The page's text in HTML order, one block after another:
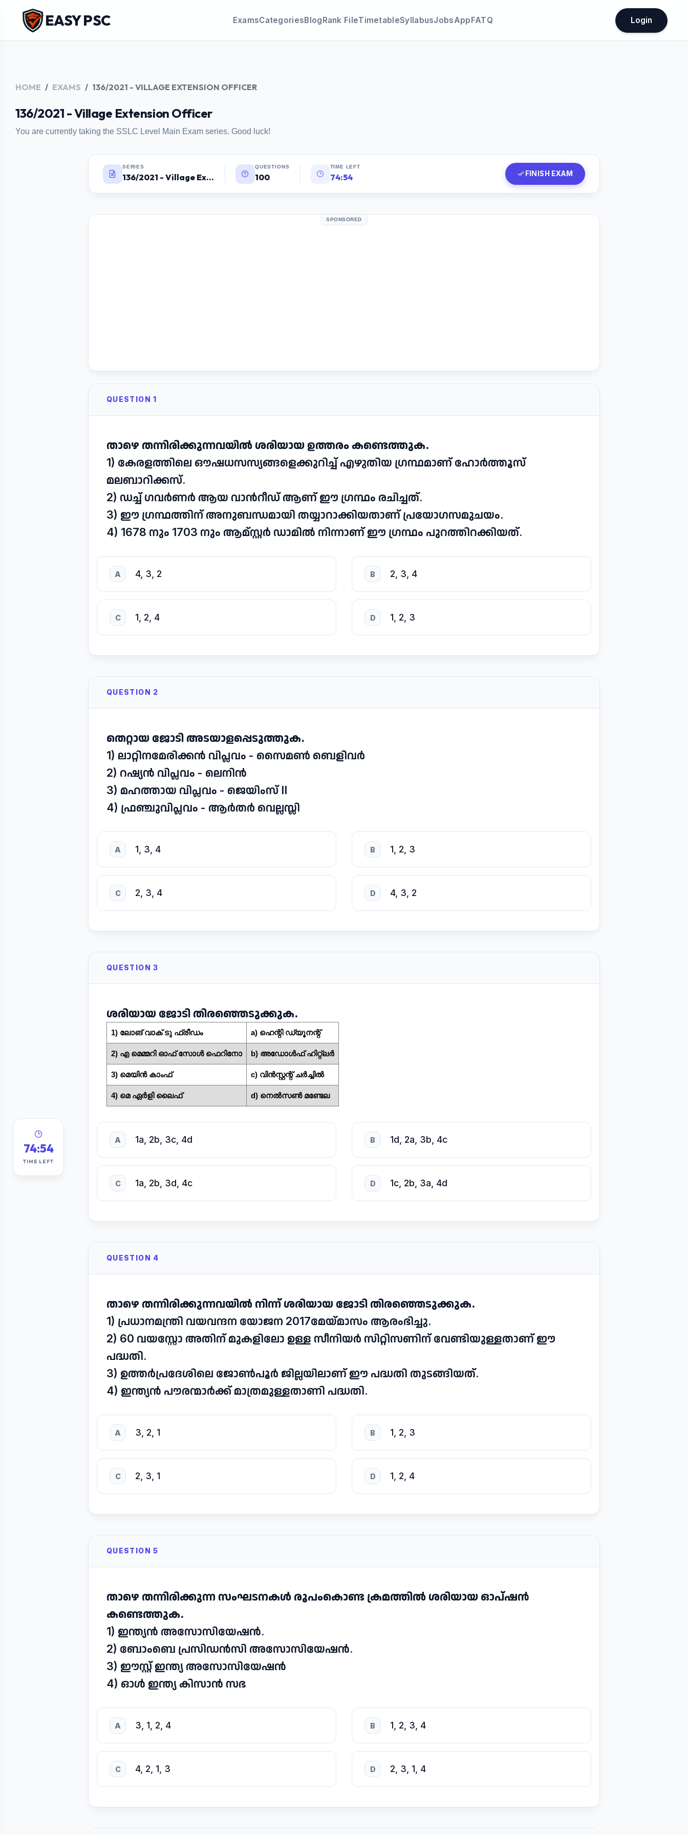
EASY PSC ExamsCategoriesBlogRank FileTimetableSyllabusJobsAppFATQ Login
74:53
TIME LEFT
HOME EXAMS 136/2021 - VILLAGE EXTENSION OFFICER
136/2021 - Village Extension Officer
You are currently taking the SSLC Level Main Exam series. Good luck!
SERIES
136/2021 - Village Extension Officer
QUESTIONS
100
TIME LEFT
74:53 FINISH EXAM
SPONSORED
QUESTION 1
താഴെ തന്നിരിക്കുന്നവയിൽ ശരിയായ ഉത്തരം കണ്ടെത്തുക.
1) കേരളത്തിലെ ഔഷധസസ്യങ്ങളെക്കുറിച്ച് എഴുതിയ ഗ്രന്ഥമാണ് ഹോർത്തൂസ്
മലബാറിക്കസ്.
2) ഡച്ച് ഗവർണർ ആയ വാൻറീഡ് ആണ് ഈ ഗ്രന്ഥം രചിച്ചത്.
3) ഈ ഗ്രന്ഥത്തിന് അനുബന്ധമായി തയ്യാറാക്കിയതാണ് പ്രയോഗസമുചയം.
4) 1678 നും 1703 നും ആമ്സ്റ്റർ ഡാമിൽ നിന്നാണ് ഈ ഗ്രന്ഥം പുറത്തിറക്കിയത്.
A 4, 3, 2 B 2, 3, 4
C 1, 2, 4 D 1, 2, 3
QUESTION 2
തെറ്റായ ജോടി അടയാളപ്പെടുത്തുക.
1) ലാറ്റിനമേരിക്കൻ വിപ്ലവം - സൈമൺ ബെളിവർ
2) റഷ്യൻ വിപ്ലവം - ലെനിൻ
3) മഹത്തായ വിപ്ലവം - ജെയിംസ് II
4) ഫ്രഞ്ചുവിപ്ലവം - ആർതർ വെല്ലസ്ലി
A 1, 3, 4 B 1, 2, 3
C 2, 3, 4 D 4, 3, 2
QUESTION 3
ശരിയായ ജോടി തിരഞ്ഞെടുക്കുക.
1) ലോങ് വാക് ടു ഫ്രീഡം a) ഹെന്റി ഡ്യൂനന്റ്
2) എ മെമ്മറി ഓഫ് സോൾ ഫെറിനോ b) അഡോൾഫ് ഹിറ്റ്ലർ
3) മെയിൻ കാംഫ് c) വിൻസ്റ്റന്റ് ചർച്ചിൽ
4) മെ ഏർളി ലൈഫ് d) നെൽസൺ മണ്ടേല
A 1a, 2b, 3c, 4d B 1d, 2a, 3b, 4c
C 1a, 2b, 3d, 4c D 1c, 2b, 3a, 4d
QUESTION 4
താഴെ തന്നിരിക്കുന്നവയിൽ നിന്ന് ശരിയായ ജോടി തിരഞ്ഞെടുക്കുക.
1) പ്രധാനമന്ത്രി വയവന്ദന യോജന 2017മേയ്മാസം ആരംഭിച്ചു.
2) 60 വയസ്സോ അതിന് മുകളിലോ ഉള്ള സീനിയർ സിറ്റിസണിന് വേണ്ടിയുള്ളതാണ് ഈ
പദ്ധതി.
3) ഉത്തർപ്രദേശിലെ ജോൺപൂർ ജില്ലയിലാണ് ഈ പദ്ധതി തുടങ്ങിയത്.
4) ഇന്ത്യൻ പൗരന്മാർക്ക് മാത്രമുള്ളതാണി പദ്ധതി.
A 3, 2, 1 B 1, 2, 3
C 2, 3, 1 D 1, 2, 4
QUESTION 5
താഴെ തന്നിരിക്കുന്ന സംഘടനകൾ രൂപംകൊണ്ട ക്രമത്തിൽ ശരിയായ ഓപ്ഷൻ
കണ്ടെത്തുക.
1) ഇന്ത്യൻ അസോസിയേഷൻ.
2) ബോംബെ പ്രസിഡൻസി അസോസിയേഷൻ.
3) ഈസ്റ്റ് ഇന്ത്യ അസോസിയേഷൻ
4) ഓൾ ഇന്ത്യ കിസാൻ സഭ
A 3, 1, 2, 4 B 1, 2, 3, 4
C 4, 2, 1, 3 D 2, 3, 1, 4